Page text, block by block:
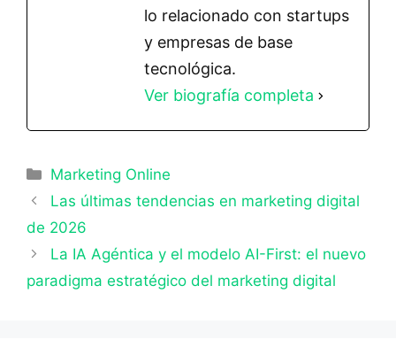
lo relacionado con startups
y empresas de base
tecnológica.
Ver biografía completa
Categorías
Marketing Online
Las últimas tendencias en marketing digital
de 2026
La IA Agéntica y el modelo AI-First: el nuevo
paradigma estratégico del marketing digital